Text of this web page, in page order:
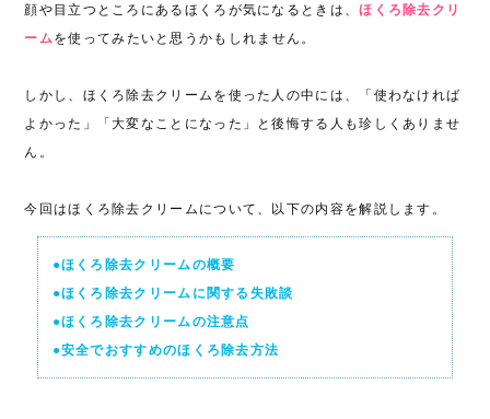
顔や目立つところにあるほくろが気になるときは、ほくろ除去クリ
ームを使ってみたいと思うかもしれません。
しかし、ほくろ除去クリームを使った人の中には、「使わなければ
よかった」「大変なことになった」と後悔する人も珍しくありませ
ん。
今回はほくろ除去クリームについて、以下の内容を解説します。
●ほくろ除去クリームの概要
●ほくろ除去クリームに関する失敗談
●ほくろ除去クリームの注意点
●安全でおすすめのほくろ除去方法